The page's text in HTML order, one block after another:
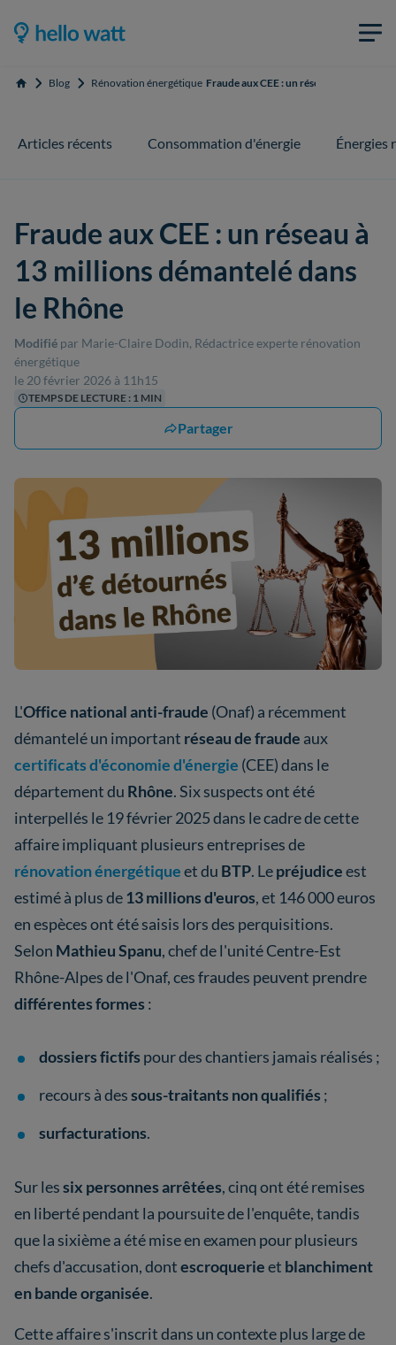
Accueil Blog Rénovation énergétique Fraude aux CEE : un réseau à 13 millions
Articles récents Consommation d'énergie Énergies
Fraude aux CEE : un réseau à
13 millions démantelé dans
le Rhône
Modifié par Marie-Claire Dodin, Rédactrice experte rénovation
énergétique
le 20 février 2026 à 11h15
TEMPS DE LECTURE : 1 MIN
Partager
L'Office national anti-fraude (Onaf) a récemment
démantelé un important réseau de fraude aux
certificats d'économie d'énergie (CEE) dans le
département du Rhône. Six suspects ont été
interpellés le 19 février 2025 dans le cadre de cette
affaire impliquant plusieurs entreprises de
rénovation énergétiqueet du BTP. Lepréjudiceest
estimé à plus de13 millions d'euros, et 146 000 euros
en espèces ont été saisis lors des perquisitions.
Selon Mathieu Spanu, chef de l'unité Centre-Est
Rhône-Alpes de l'Onaf, ces fraudes peuvent prendre
différentes formes :
dossiers fictifs pour des chantiers jamais réalisés ;
recours à dessous-traitants non qualifiés ;
surfacturations.
Sur lessix personnes arrêtées, cinq ont été remises
en liberté pendant la poursuite de l'enquête, tandis
que la sixième a été mise en examen pour plusieurs
chefs d'accusation, dontescroquerieet blanchiment
en bande organisée.
Cette affaire s'inscrit dans un contexte plus large de